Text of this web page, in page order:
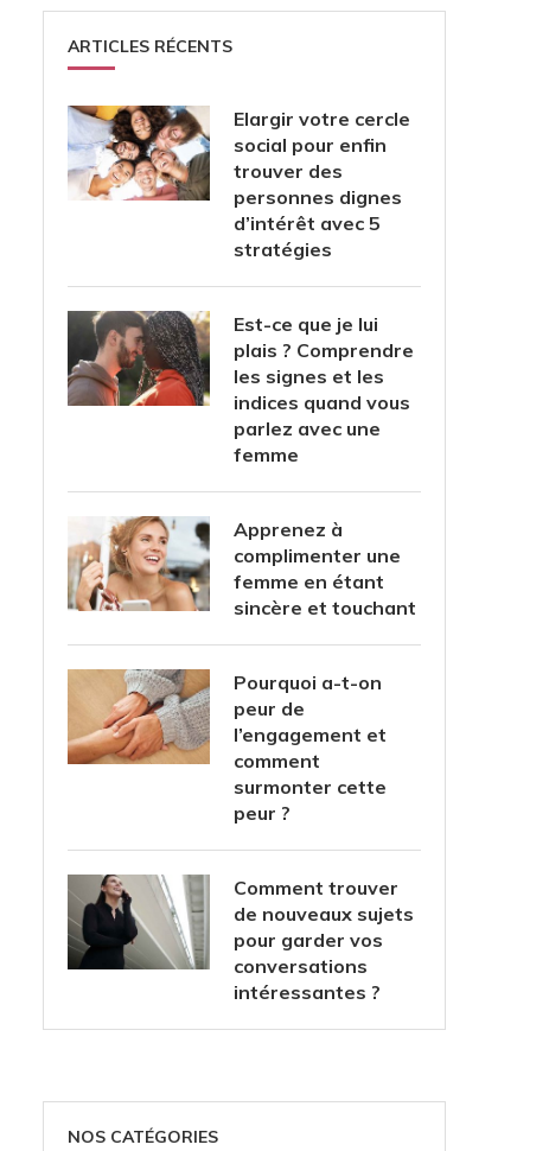
ARTICLES RÉCENTS
Elargir votre cercle
social pour enfin
trouver des
personnes dignes
d’intérêt avec 5
stratégies
Est-ce que je lui
plais ? Comprendre
les signes et les
indices quand vous
parlez avec une
femme
Apprenez à
complimenter une
femme en étant
sincère et touchant
Pourquoi a-t-on
peur de
l’engagement et
comment
surmonter cette
peur ?
Comment trouver
de nouveaux sujets
pour garder vos
conversations
intéressantes ?
NOS CATÉGORIES